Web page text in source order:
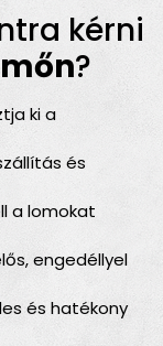
kérni
?
ki a
és
a lomokat
engedéllyel
és hatékony